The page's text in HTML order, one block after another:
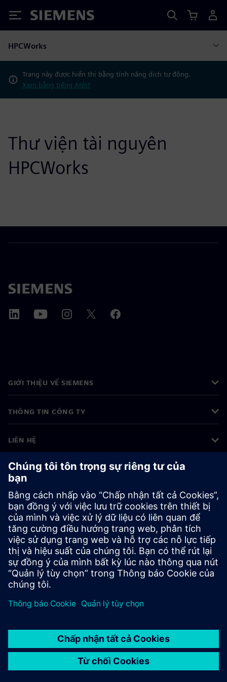
Siemens
HPCWorks
Trang này được hiển thị bằng tính năng dịch tự động.
Xem bằng tiếng Anh?
Thư viện tài nguyên
HPCWorks
GIỚI THIỆU VỀ SIEMENS
THÔNG TIN CÔNG TY
LIÊN HỆ
VIỆC LÀM
©Siemens2026
Thông tin doanh nghiệp
Thông báo về quyền riêng tư
Thông báo về cookie
Điều khoản sử dụng
ID kỹ thuật số